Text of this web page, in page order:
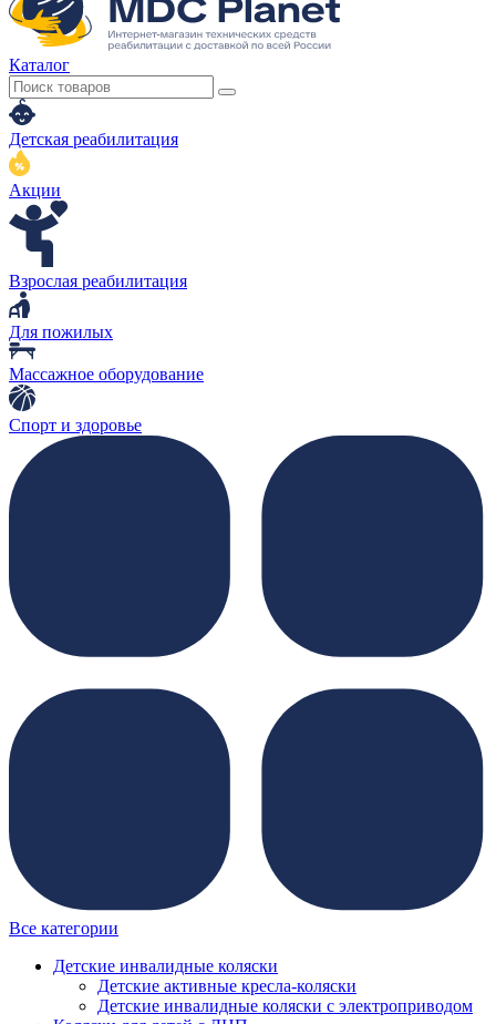
Каталог
Детская реабилитация
Акции
Взрослая реабилитация
Для пожилых
Массажное оборудование
Спорт и здоровье
Все категории
Детские инвалидные коляски
Детские активные кресла-коляски
Детские инвалидные коляски с электроприводом